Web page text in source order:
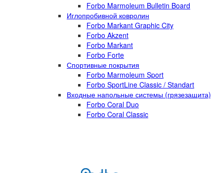
Forbo Marmoleum Bulletin Board
Иглопробивной ковролин
Forbo Markant Graphic City
Forbo Akzent
Forbo Markant
Forbo Forte
Спортивные покрытия
Forbo Marmoleum Sport
Forbo SportLine Classic / Standart
Входные напольные системы (грязезащита)
Forbo Coral Duo
Forbo Coral Classic